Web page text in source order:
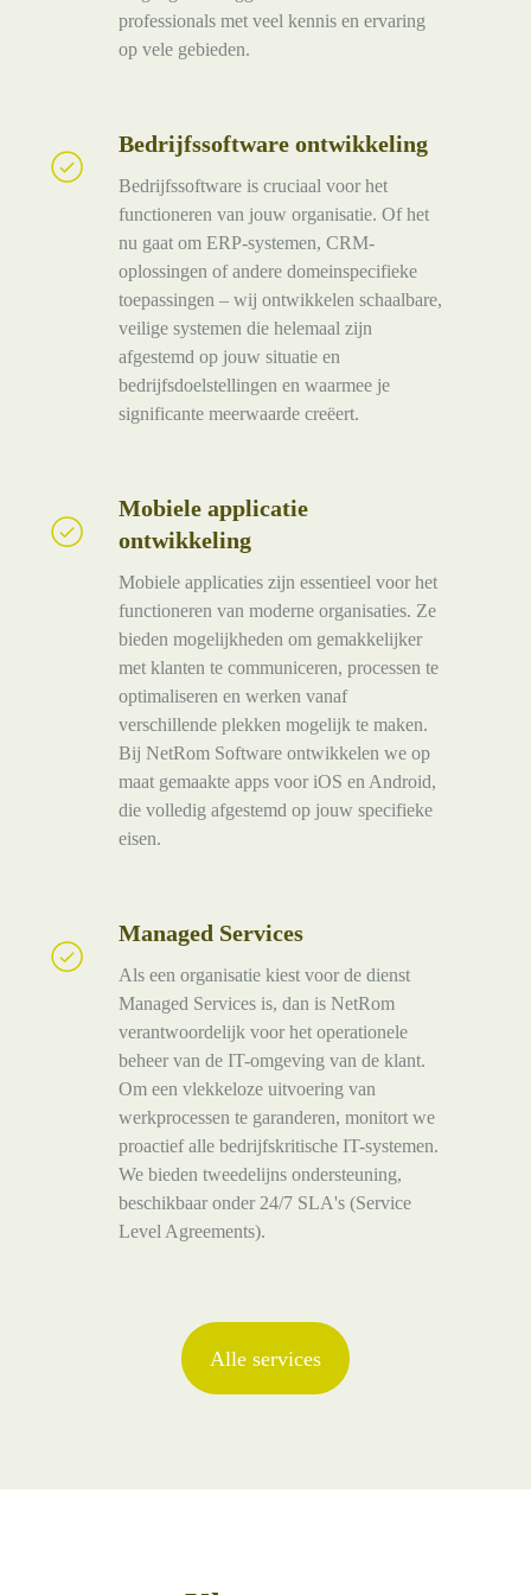
professionals met veel kennis en ervaring
op vele gebieden.
Bedrijfssoftware ontwikkeling
Bedrijfssoftware is cruciaal voor het
functioneren van jouw organisatie. Of het
nu gaat om ERP-systemen, CRM-
oplossingen of andere domeinspecifieke
toepassingen – wij ontwikkelen schaalbare,
veilige systemen die helemaal zijn
afgestemd op jouw situatie en
bedrijfsdoelstellingen en waarmee je
significante meerwaarde creëert.
Bedrijfssoftware
ontwikkeling
Mobiele applicatie
ontwikkeling
Mobiele applicaties zijn essentieel voor het
functioneren van moderne organisaties. Ze
bieden mogelijkheden om gemakkelijker
met klanten te communiceren, processen te
optimaliseren en werken vanaf
verschillende plekken mogelijk te maken.
Bij NetRom Software ontwikkelen we op
maat gemaakte apps voor iOS en Android,
die volledig afgestemd op jouw specifieke
eisen.
applicatie
ontwikkeling
Managed Services
Als een organisatie kiest voor de dienst
Managed Services is, dan is NetRom
verantwoordelijk voor het operationele
beheer van de IT-omgeving van de klant.
Om een vlekkeloze uitvoering van
werkprocessen te garanderen, monitort we
proactief alle bedrijfskritische IT-systemen.
We bieden tweedelijns ondersteuning,
beschikbaar onder 24/7 SLA's (Service
Level Agreements).
Services
Alle services